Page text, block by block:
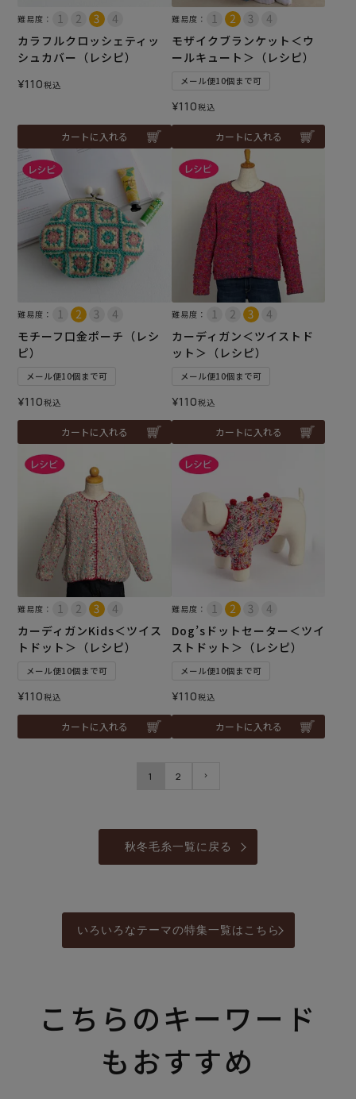
難易度：
カラフルクロッシェティッ
シュカバー（レシピ）
¥110税込
カートに入れる
難易度：
モザイクブランケット＜ウ
ールキュート＞（レシピ）
メール便10個まで可
¥110税込
カートに入れる
難易度：
モチーフ口金ポーチ（レシ
ピ）
メール便10個まで可
¥110税込
カートに入れる
難易度：
カーディガン＜ツイストド
ット＞（レシピ）
メール便10個まで可
¥110税込
カートに入れる
難易度：
カーディガンKids＜ツイス
トドット＞（レシピ）
メール便10個まで可
¥110税込
カートに入れる
難易度：
Dog’sドットセーター＜ツイ
ストドット＞（レシピ）
メール便10個まで可
¥110税込
カートに入れる
1 2
秋冬毛糸一覧に戻る
いろいろなテーマの特集一覧はこちら
こちらのキーワード
もおすすめ